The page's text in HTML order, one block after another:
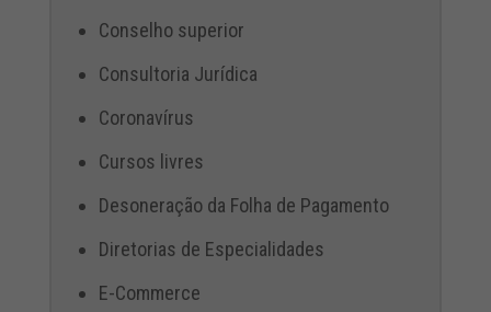
Conselho superior
Consultoria Jurídica
Coronavírus
Cursos livres
Desoneração da Folha de Pagamento
Diretorias de Especialidades
E-Commerce